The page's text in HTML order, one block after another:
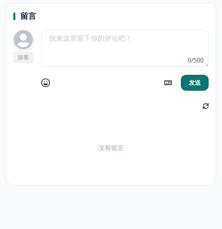
留言
游客 0/500
发送
没有留言